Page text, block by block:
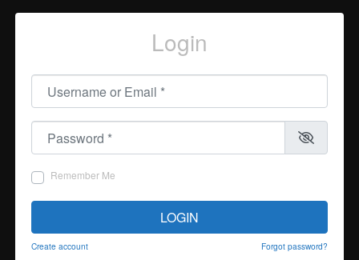
Login
Username or Email
Password
Remember Me
LOGIN
Create account Forgot password?